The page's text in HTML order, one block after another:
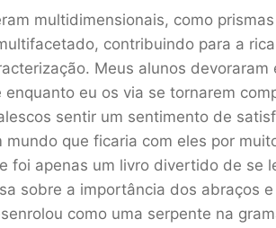
multidimensionais, como
contribuindo para a
Meus alunos
enquanto eu os via se tornarem
sentir um sentimento de
mundo que ficaria com eles por
foi apenas um livro divertido de se
sobre a importância dos abraços
como uma serpente na